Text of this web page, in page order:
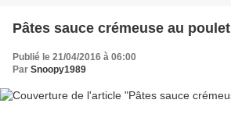
Pâtes sauce crémeuse au poulet
Publié le 21/04/2016 à 06:00
Par Snoopy1989